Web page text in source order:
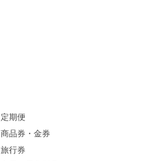
定期便
商品券・金券
旅行券